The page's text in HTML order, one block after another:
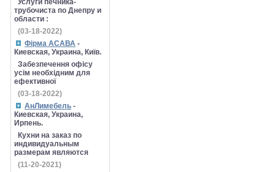
Услуги печника-
трубочиста по Днепру и
области :
(03-18-2022)
Фірма АСАВА -
Киевская, Украина, Київ.
Забезпечення офісу
усім необхідним для
ефективної
(03-18-2022)
АнЛимебель -
Киевская, Украина,
Ирпень.
Кухни на заказ по
индивидуальным
размерам являются
(11-20-2021)